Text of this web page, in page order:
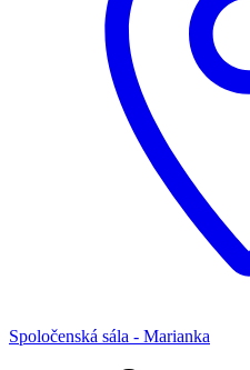
Spoločenská sála - Marianka